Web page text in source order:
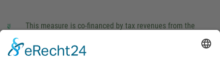
This measure is co-financed by tax revenues from the
Landtag (parliament).